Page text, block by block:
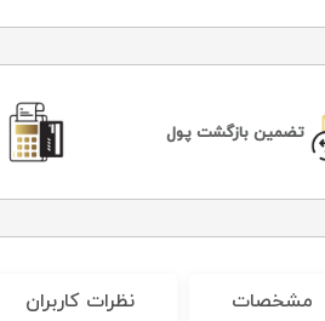
تضمین بازگشت پول
مشخصات نظرات کاربران